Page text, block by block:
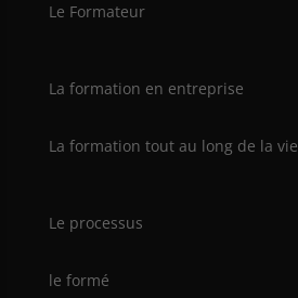
Le Formateur
La formation en entreprise
La formation tout au long de la vie
Le processus
le formé